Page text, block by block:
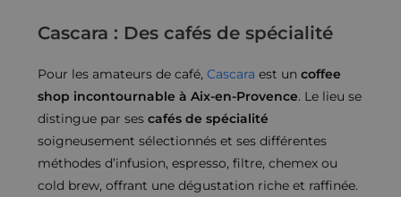
Cascara : Des cafés de spécialité
Pour les amateurs de café,Cascara est uncoffee
shop incontournable à Aix-en-Provence. Le lieu se
distingue par sescafés de spécialité
soigneusement sélectionnés et ses différentes
méthodes d’infusion, espresso, filtre, chemex ou
cold brew, offrant une dégustation riche et raffinée.